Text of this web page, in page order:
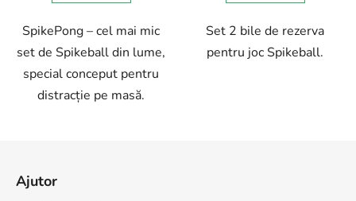
SpikePong – cel mai mic
set de Spikeball din lume,
special conceput pentru
distracție pe masă.
Set 2 bile de rezerva
pentru joc Spikeball.
Ajutor